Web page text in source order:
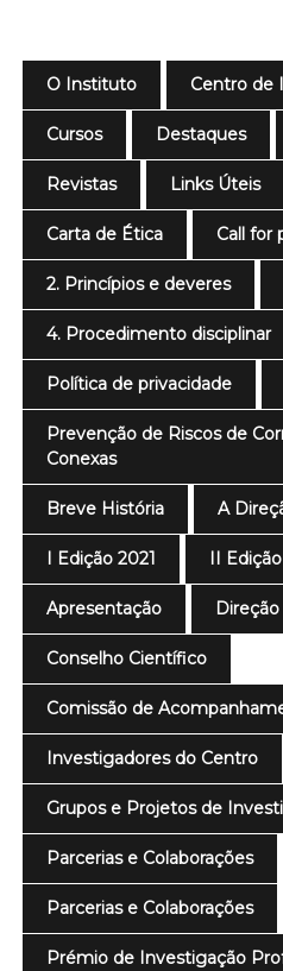
O Instituto Centro de
Cursos Destaques
Revistas Links Úteis
Carta de Ética Call for
2. Princípios e deveres
4. Procedimento disciplinar
Política de privacidade
Prevenção de Riscos de
Conexas
Breve História A
I Edição 2021 II
Apresentação Direção
Conselho Científico
Comissão de
Investigadores do Centro
Grupos e Projetos de
Parcerias e Colaborações
Parcerias e Colaborações
Prémio de Investigação